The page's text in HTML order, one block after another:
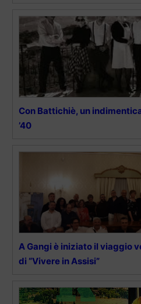
Con Battichiè, un
’40
A Gangi è iniziato il viaggio
di “Vivere in Assisi”